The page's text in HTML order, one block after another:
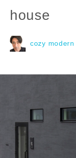
house
cozy